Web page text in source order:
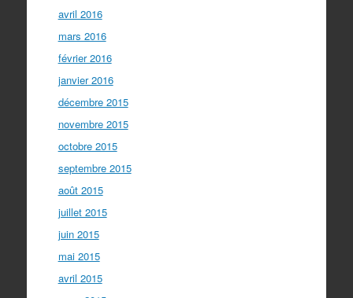
avril 2016
mars 2016
février 2016
janvier 2016
décembre 2015
novembre 2015
octobre 2015
septembre 2015
août 2015
juillet 2015
juin 2015
mai 2015
avril 2015